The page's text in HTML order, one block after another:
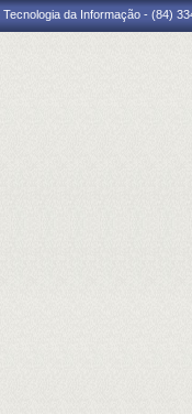
Tecnologia da Informação - (84)